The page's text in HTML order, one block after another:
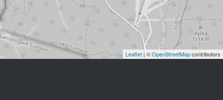
Leaflet | ©OpenStreetMapcontributors